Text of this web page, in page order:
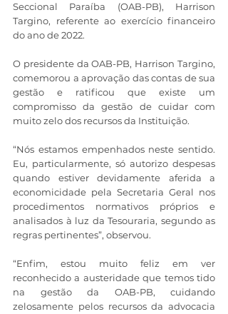
Seccional Paraíba (OAB-PB), Harrison
Targino, referente ao exercício financeiro
do ano de 2022.
O presidente da OAB-PB, Harrison Targino,
comemorou a aprovação das contas de sua
gestão e ratificou que existe um
compromisso da gestão de cuidar com
muito zelo dos recursos da Instituição.
“Nós estamos empenhados neste sentido.
Eu, particularmente, só autorizo despesas
quando estiver devidamente aferida a
economicidade pela Secretaria Geral nos
procedimentos normativos próprios e
analisados à luz da Tesouraria, segundo as
regras pertinentes”, observou.
“Enfim, estou muito feliz em ver
reconhecido a austeridade que temos tido
na gestão da OAB-PB, cuidando
zelosamente pelos recursos da advocacia